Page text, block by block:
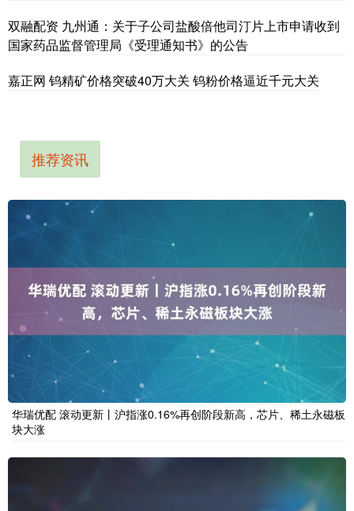
双融配资 九州通：关于子公司盐酸倍他司汀片上市申请收到
国家药品监督管理局《受理通知书》的公告
嘉正网 钨精矿价格突破40万大关 钨粉价格逼近千元大关
推荐资讯
华瑞优配 滚动更新丨沪指涨0.16%再创阶段新高，芯片、稀土永磁板
块大涨